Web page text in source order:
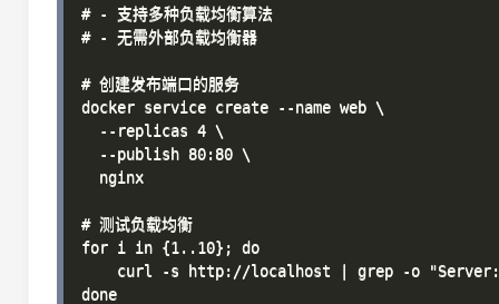
# - 支持多种负载均衡算法
# - 无需外部负载均衡器
# 创建发布端口的服务
docker service create --name web \
  --replicas 4 \
  --publish 80:80 \
  nginx
# 测试负载均衡
for i in {1..10}; do
curl -s http://localhost | grep -o
done